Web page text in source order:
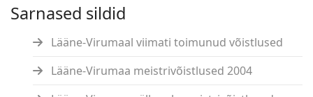
Sarnased sildid
Lääne-Virumaal viimati toimunud võistlused
Lääne-Virumaa meistrivõistlused 2004